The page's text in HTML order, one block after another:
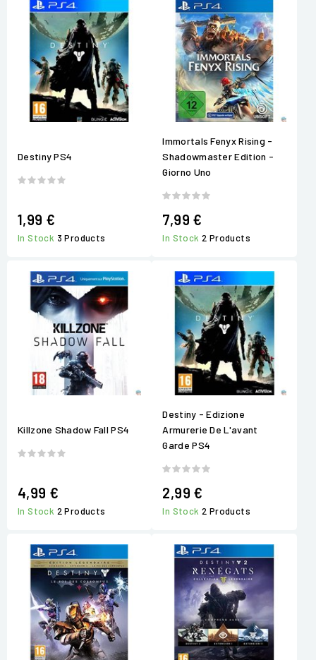
Destiny PS4
1,99 €
In Stock 3 Products
Immortals Fenyx Rising -
Shadowmaster Edition -
Giorno Uno
7,99 €
In Stock2 Products
Killzone Shadow Fall PS4
4,99 €
In Stock 2 Products
Destiny - Edizione
Armurerie De L'avant
Garde PS4
2,99 €
In Stock2 Products